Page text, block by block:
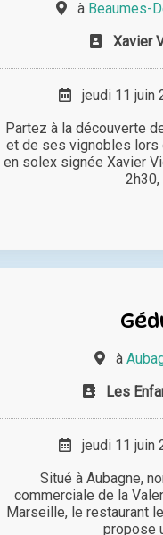
à Beaumes-
Xavier
jeudi 11 juin
Partez à la découverte
et de ses vignobles lors
en solex signée Xavier
2h30,
à
Les
jeudi 11 juin
Situé à Aubagne,
commerciale de la
Marseille, le restaurant
propose